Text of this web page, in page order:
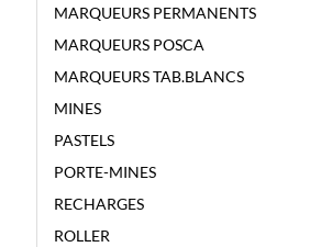
MARQUEURS PERMANENTS
MARQUEURS POSCA
MARQUEURS TAB.BLANCS
MINES
PASTELS
PORTE-MINES
RECHARGES
ROLLER
4,01€